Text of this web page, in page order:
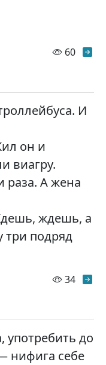
60
И
он и
виагру.
раза. А жена
ждешь, а
три подряд
34
употребить до
нифига себе